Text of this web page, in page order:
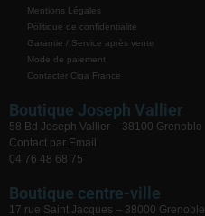
Mentions Légales
Politique de confidentialité
Garantie / Service après vente
Mode de paiement
Contacter Ciga France
Boutique Joseph Vallier
58 Bd Joseph Vallier – 38100 Grenoble
Contact par Email
04 76 48 68 75
Boutique centre-ville
17 rue Saint Jacques – 38000 Grenoble